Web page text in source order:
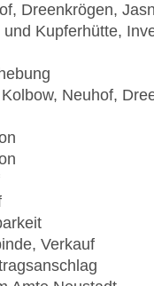
Dreenkrögen,
Kupferhütte,
Neuhof,
Verkauf